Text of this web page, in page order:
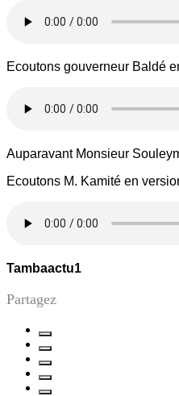
Ecoutons gouverneur Baldé
Auparavant Monsieur
Ecoutons M. Kamité en
Tambaactu1
Partagez